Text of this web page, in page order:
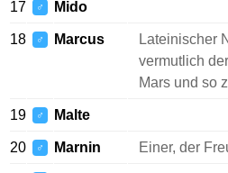
17 ♂ Mido
18 ♂ Marcus
Lateinischer
vermutlich
Mars und so
19 ♂ Malte
20 ♂ Marnin Einer, der